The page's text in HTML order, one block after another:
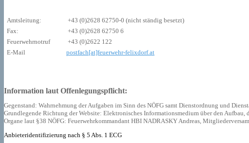
Amtsleitung:
+43 (0)2628 62750-0 (nicht ständig besetzt)
Fax:
+43 (0)2628 62750 6
Feuerwehrnotruf
+43 (0)2622 122
E-Mail
postfach[at]feuerwehr-felixdorf.at
Information laut Offenlegungspflicht:
Gegenstand: Wahrnehmung der Aufgaben im Sinn des NÖFG samt Dienstordnung und
Grundlegende Richtung der Website: Elektronisches Informationsmedium über den
Organe laut §38 NÖFG: Feuerwehrkommandant HBI NADRASKY Andreas,
Anbieteridentifizierung nach § 5 Abs. 1 ECG